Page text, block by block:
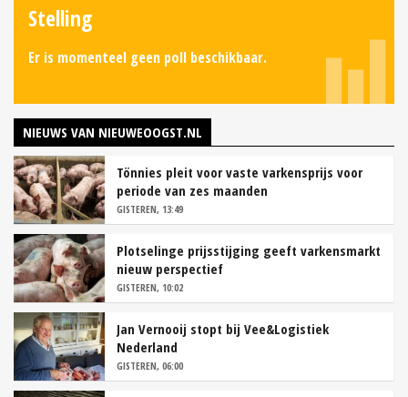
Stelling
Er is momenteel geen poll beschikbaar.
NIEUWS VAN NIEUWEOOGST.NL
Tönnies pleit voor vaste varkensprijs voor
periode van zes maanden
GISTEREN, 13:49
Plotselinge prijsstijging geeft varkensmarkt
nieuw perspectief
GISTEREN, 10:02
Jan Vernooij stopt bij Vee&Logistiek
Nederland
GISTEREN, 06:00